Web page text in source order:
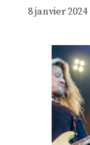
8 janvier 2024